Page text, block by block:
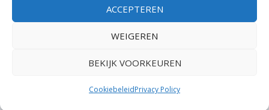
ACCEPTEREN
WEIGEREN
BEKIJK VOORKEUREN
CookiebeleidPrivacy Policy